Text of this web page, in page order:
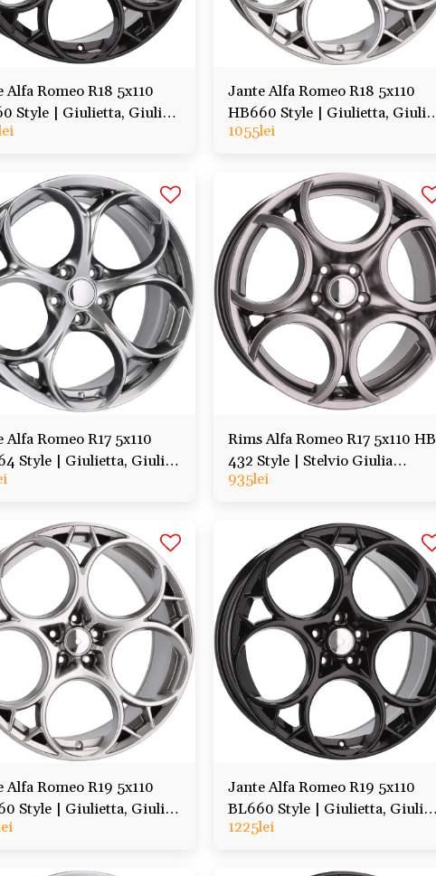
Alfa Romeo R18 5x110
Style | Giulietta, Giulia,
Tonale, Veloce
Jante Alfa Romeo R18 5x110
HB660 Style | Giulietta, Giulia,
Stelvio, Tonale, Veloce
1055lei
Alfa Romeo R17 5x110
Style | Giulietta, Giulia,
Tonale, Veloce
Rims Alfa Romeo R17 5x110 HB
432 Style | Stelvio Giulia
Giulietta 159
935lei
Alfa Romeo R19 5x110
Style | Giulietta, Giulia,
Tonale, Veloce
Jante Alfa Romeo R19 5x110
BL660 Style | Giulietta, Giulia,
Stelvio, Tonale, Veloce
1225lei